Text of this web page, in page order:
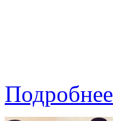
Подробнее